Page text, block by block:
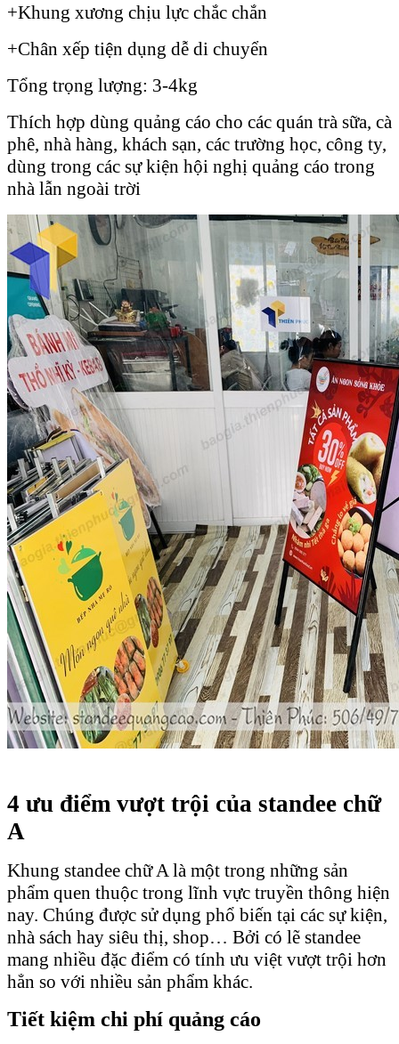
+Khung xương chịu lực chắc chắn
+Chân xếp tiện dụng dễ di chuyển
Tổng trọng lượng: 3-4kg
Thích hợp dùng quảng cáo cho các quán trà sữa, cà
phê, nhà hàng, khách sạn, các trường học, công ty,
dùng trong các sự kiện hội nghị quảng cáo trong
nhà lẫn ngoài trời
4 ưu điểm vượt trội của standee chữ
A
Khung standee chữ A là một trong những sản
phẩm quen thuộc trong lĩnh vực truyền thông hiện
nay. Chúng được sử dụng phổ biến tại các sự kiện,
nhà sách hay siêu thị, shop… Bởi có lẽ standee
mang nhiều đặc điểm có tính ưu việt vượt trội hơn
hẳn so với nhiều sản phẩm khác.
Tiết kiệm chi phí quảng cáo